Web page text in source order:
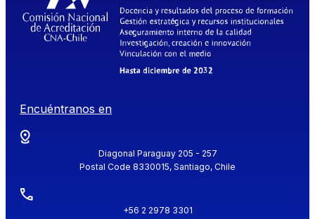
Encuéntranos en
Diagonal Paraguay 205 - 257
Postal Code 8330015, Santiago, Chile
+56 2 2978 3301